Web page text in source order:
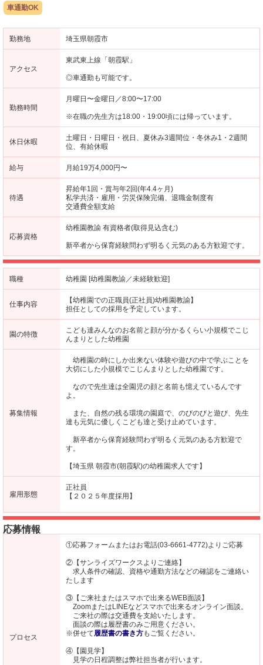
車通勤OK
勤務地 埼玉県朝霞市
アクセス
東武東上線「朝霞駅」
◎車通勤も可能です。
勤務時間
月曜日〜金曜日／8:00〜17:00
※在職の先生方は18:00・19:00頃には帰っています。
休日休暇
土曜日・日曜日・祝日、夏休み3週間位・冬休み1・2週間
位、有給休暇
給与 月給19万4,000円〜
待遇
昇給年1回・賞与年2回(年4.4ヶ月)
私学共済・雇用・労災保険完備、退職金制度有
交通費全額支給
応募資格
幼稚園教諭 有資格者(取得見込含む)
新卒者から保育経験問わず明るく元気のある方歓迎です。
職種 幼稚園 [幼稚園教諭／未経験歓迎]
仕事内容
【幼稚園での正職員(正社員)幼稚園教諭】
担任としての採用を予定しています。
園の特徴
こども達みんなのお名前と顔が分かるくらい小規模でこじ
んまりとした幼稚園
募集情報
幼稚園の時にしか出来ない体験や遊びの中で学ぶことを
大切にした小規模でこじんまりとした幼稚園です。
なので先生達は全園児の顔と名前も憶えているんです
よ。
また、自然の残る環境の園庭で、のびのびと遊び、先生
達も元気に優しくこども達と受け止めています。
新卒者から保育経験問わず明るく元気のある方歓迎で
す。
【埼玉県 朝霞市(朝霞駅)の幼稚園求人です】
雇用形態
正社員
【２０２５年度採用】
応募情報
プロセス
①応募フォームまたはお電話(03-6661-4772)よりご応募
②【サンライズワークスよりご連絡】
求人条件の確認、資格や通勤方法などの確認をご連絡い
たします
③【ご来社またはスマホで出来るWEB面談】
ZoomまたはLINEなどスマホで出来るオンライン面談。
ご来社の際は交通費を支給いたします。
面談の際は履歴書のみご用意ください。
※併せて履歴書の書き方もご覧ください。
④【園見学】
見学の日程調整は弊社担当者が行います。